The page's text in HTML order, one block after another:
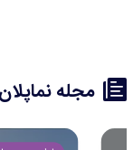
مجله نماپلان